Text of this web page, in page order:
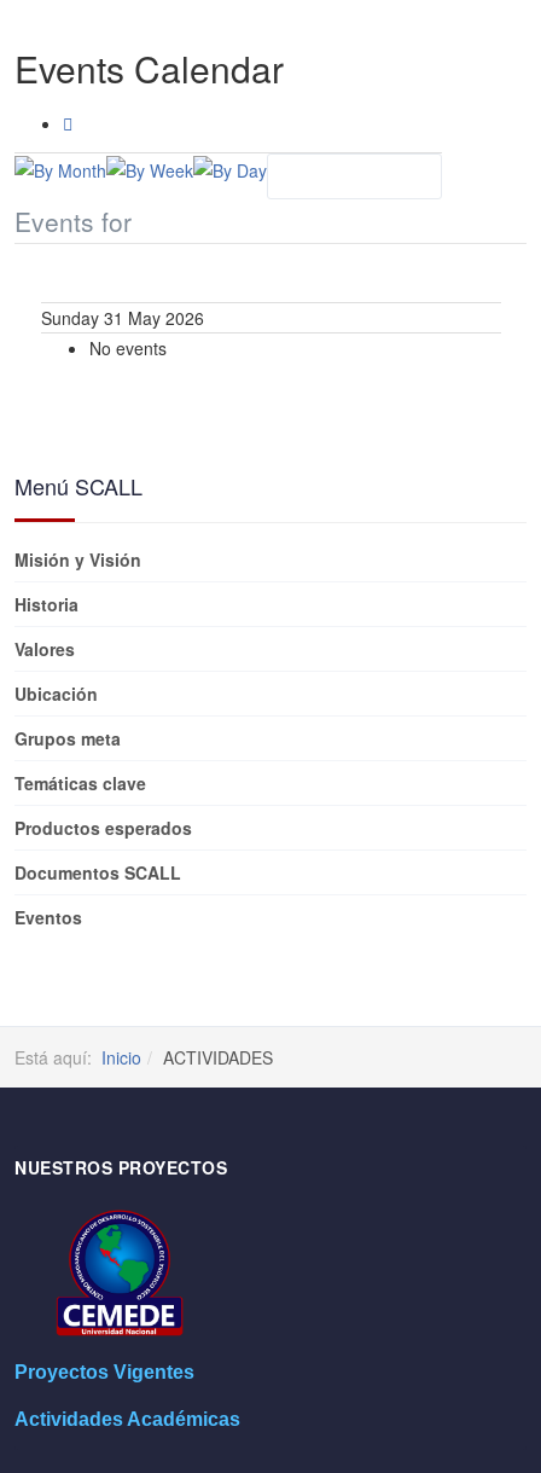
Events Calendar
Events for
Sunday 31 May 2026
No events
Menú SCALL
Misión y Visión
Historia
Valores
Ubicación
Grupos meta
Temáticas clave
Productos esperados
Documentos SCALL
Eventos
Está aquí: Inicio ACTIVIDADES
NUESTROS PROYECTOS
Proyectos Vigentes
Actividades Académicas